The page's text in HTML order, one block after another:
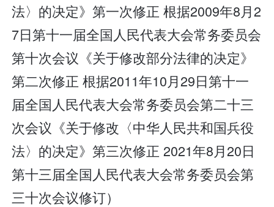
法〉的决定》第一次修正 根据2009年8月2
7日第十一届全国人民代表大会常务委员会
第十次会议《关于修改部分法律的决定》
第二次修正 根据2011年10月29日第十一
届全国人民代表大会常务委员会第二十三
次会议《关于修改〈中华人民共和国兵役
法〉的决定》第三次修正 2021年8月20日
第十三届全国人民代表大会常务委员会第
三十次会议修订）